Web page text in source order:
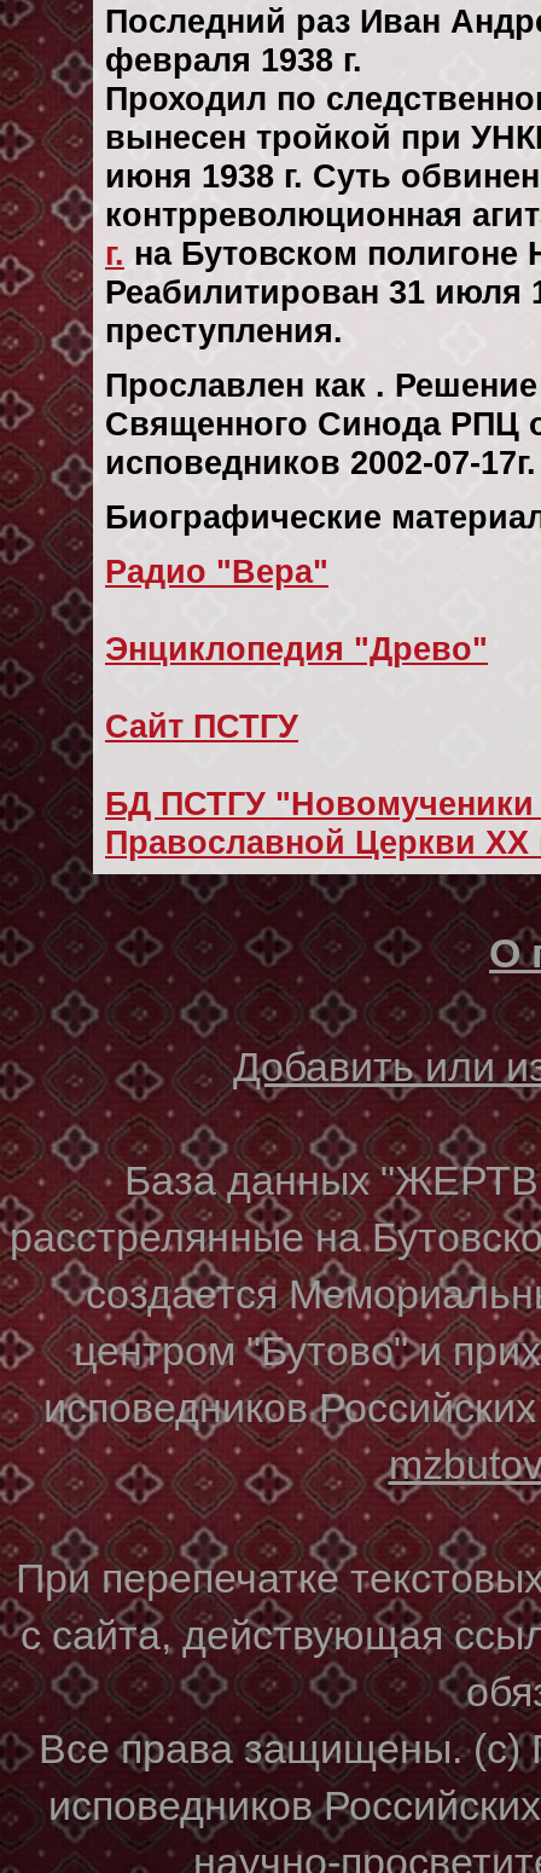
Последний раз Иван
февраля 1938 г.
Проходил по
вынесен тройкой при
июня 1938 г. Суть
контрреволюционная
г. на Бутовском
Реабилитирован 31 июля
преступления.
Прославлен как .
Священного Синода РПЦ
исповедников 2002-07-17г.
Биографические
Радио "Вера"
Энциклопедия "Древо"
Сайт ПСТГУ
БД ПСТГУ "Новомученики
Православной Церкви XX
О
Добавить или
База данных
расстрелянные на
создается
центром "Бутово" и
исповедников
При перепечатке
с сайта, действующая
Все права защищены. (с)
исповедников
научно-